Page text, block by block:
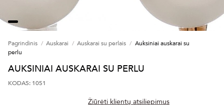
Pagrindinis Auskarai Auskarai su perlais
Auksiniai auskarai su
perlu
AUKSINIAI AUSKARAI SU PERLU
KODAS: 1051
Žiūrėti klientų atsiliepimus